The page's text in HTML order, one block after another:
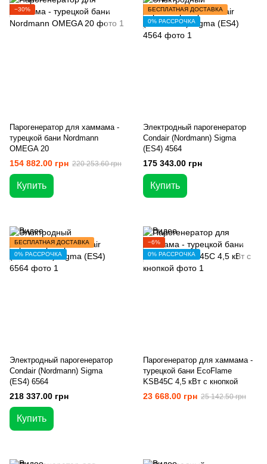
−30%
Парогенератор для хаммама -
турецкой бани Nordmann
OMEGA 20
154 882.00 грн 220 253.60 грн
Купить
БЕСПЛАТНАЯ ДОСТАВКА
0% РАССРОЧКА
Электродный парогенератор
Condair (Nordmann) Sigma
(ES4) 4564
175 343.00 грн
Купить
БЕСПЛАТНАЯ ДОСТАВКА
0% РАССРОЧКА
Электродный парогенератор
Condair (Nordmann) Sigma
(ES4) 6564
218 337.00 грн
Купить
−6%
0% РАССРОЧКА
Парогенератор для хаммама -
турецкой бани EcoFlame
KSB45C 4,5 кВт с кнопкой
23 668.00 грн 25 142.50 грн